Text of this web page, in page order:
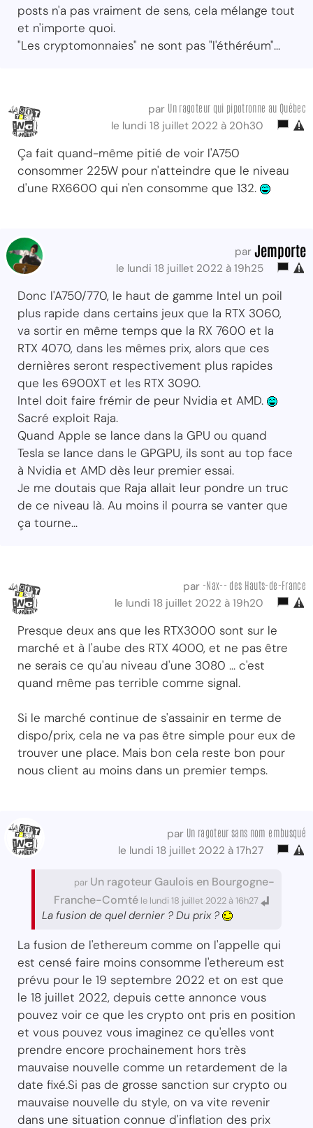
posts n'a pas vraiment de sens, cela mélange tout
et n'importe quoi.
"Les cryptomonnaies" ne sont pas "l'éthéréum"...
par Un ragoteur qui pipotronne au Québec
le lundi 18 juillet 2022 à 20h30
Ça fait quand-même pitié de voir l'A750
consommer 225W pour n'atteindre que le niveau
d'une RX6600 qui n'en consomme que 132.
par Jemporte
le lundi 18 juillet 2022 à 19h25
Donc l'A750/770, le haut de gamme Intel un poil
plus rapide dans certains jeux que la RTX 3060,
va sortir en même temps que la RX 7600 et la
RTX 4070, dans les mêmes prix, alors que ces
dernières seront respectivement plus rapides
que les 6900XT et les RTX 3090.
Intel doit faire frémir de peur Nvidia et AMD.
Sacré exploit Raja.
Quand Apple se lance dans la GPU ou quand
Tesla se lance dans le GPGPU, ils sont au top face
à Nvidia et AMD dès leur premier essai.
Je me doutais que Raja allait leur pondre un truc
de ce niveau là. Au moins il pourra se vanter que
ça tourne...
par -Nax-- des Hauts-de-France
le lundi 18 juillet 2022 à 19h20
Presque deux ans que les RTX3000 sont sur le
marché et à l'aube des RTX 4000, et ne pas être
ne serais ce qu'au niveau d'une 3080 ... c'est
quand même pas terrible comme signal.
Si le marché continue de s'assainir en terme de
dispo/prix, cela ne va pas être simple pour eux de
trouver une place. Mais bon cela reste bon pour
nous client au moins dans un premier temps.
par Un ragoteur sans nom embusqué
le lundi 18 juillet 2022 à 17h27
par Un ragoteur Gaulois en Bourgogne-
Franche-Comté le lundi 18 juillet 2022 à 16h27
La fusion de quel dernier ? Du prix ?
La fusion de l'ethereum comme on l'appelle qui
est censé faire moins consomme l'ethereum est
prévu pour le 19 septembre 2022 et on est que
le 18 juillet 2022, depuis cette annonce vous
pouvez voir ce que les crypto ont pris en position
et vous pouvez vous imaginez ce qu'elles vont
prendre encore prochainement hors très
mauvaise nouvelle comme un retardement de la
date fixé.Si pas de grosse sanction sur crypto ou
mauvaise nouvelle du style, on va vite revenir
dans une situation connue d'inflation des prix